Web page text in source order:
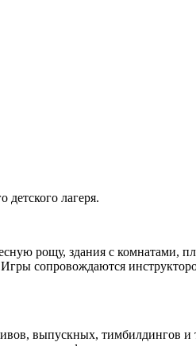
детского лагеря.
рощу, здания с комнатами,
сопровождаются
выпускных, тимбилдингов